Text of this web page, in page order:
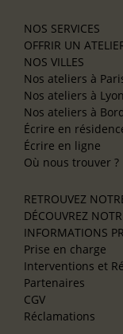
NOS SERVICES
OFFRIR UN
NOS VILLES
Nos ateliers à
Nos ateliers à Lyon
Nos ateliers à
Écrire en
Écrire en ligne
Où nous trouver ?
RETROUVEZ
DÉCOUVREZ
INFORMATIONS
Prise en charge
Interventions et
Partenaires
CGV
Réclamations